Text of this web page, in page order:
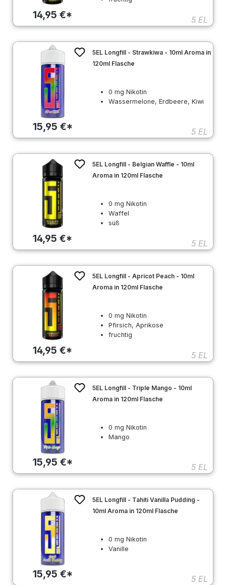
14,95 €* 5 EL
15,95 €*
5EL Longfill - Strawkiwa - 10ml Aroma in
120ml Flasche
0 mg Nikotin
Wassermelone, Erdbeere, Kiwi
5 EL
14,95 €*
5EL Longfill - Belgian Waffle - 10ml
Aroma in 120ml Flasche
0 mg Nikotin
Waffel
süß
5 EL
14,95 €*
5EL Longfill - Apricot Peach - 10ml
Aroma in 120ml Flasche
0 mg Nikotin
Pfirsich, Aprikose
fruchtig
5 EL
15,95 €*
5EL Longfill - Triple Mango - 10ml
Aroma in 120ml Flasche
0 mg Nikotin
Mango
5 EL
15,95 €*
5EL Longfill - Tahiti Vanilla Pudding -
10ml Aroma in 120ml Flasche
0 mg Nikotin
Vanille
5 EL